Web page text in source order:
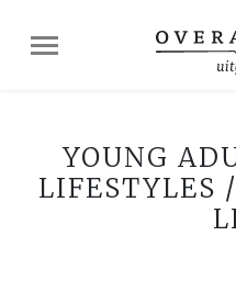
YOUNG
LIFESTYLES